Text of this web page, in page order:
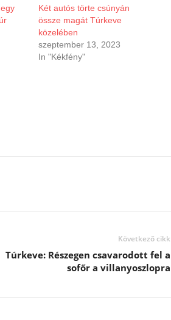
Két autós törte csúnyán
össze magát Túrkeve
közelében
szeptember 13, 2023
In "Kékfény"
Következő cikk
Túrkeve: Részegen csavarodott fel a
sofőr a villanyoszlopra